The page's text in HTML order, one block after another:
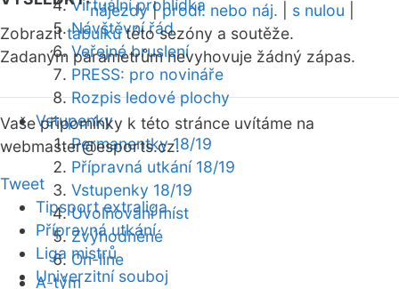
Virtuální prohlídka
Návštěvní řád
Veřejné bruslení
PRESS: pro novináře
Rozpis ledové plochy
Vstupenky
Permanentky 18/19
Přípravná utkání 18/19
Vstupenky 18/19
Uvolňování míst
Zvýhodněné
On-line
A-tým
nájezdy|prodl. nebo náj. s nulou
Zobrazittabulkutéto sezóny a soutěže.
Zadaným parametrům nevyhovuje žádný zápas.
Vaše připomínky k této stránce uvítáme na
webmaster@esports.cz.
Tweet
Tipsport extraliga
Přípravná utkání
Liga mistrů
Univerzitní souboj